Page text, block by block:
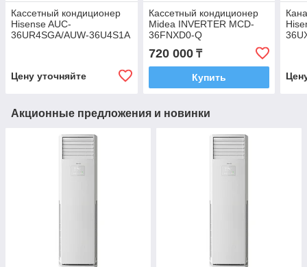
Кассетный кондиционер
Hisense AUC-
36UR4SGA/AUW-36U4S1A
Цену уточняйте
Кассетный кондиционер
Midea INVERTER MCD-
36FNXD0-Q
720 000₸
Купить
Акционные предложения и новинки